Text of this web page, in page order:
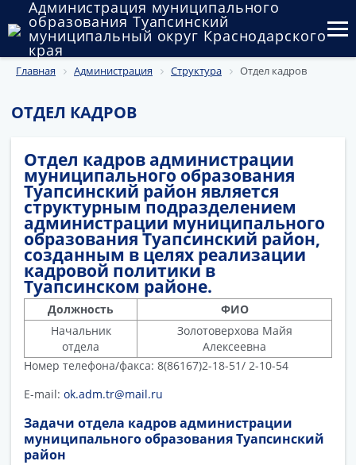
Администрация муниципального
образования Туапсинский
муниципальный округ Краснодарского
края
Округ
Администрация
Государственный и муниципальный контроль
Муниципальное имущество
Публичные слушания и общественные обсуждения
Документы
Главная Администрация Структура Отдел кадров
ОТДЕЛ КАДРОВ
Отдел кадров администрации
муниципального образования
Туапсинский район является
структурным подразделением
администрации муниципального
образования Туапсинский район,
созданным в целях реализации
кадровой политики в
Туапсинском районе.
Должность
ФИО
Начальник
отдела
Золотоверхова Майя
Алексеевна
Номер телефона/факса: 8(86167)2-18-51/ 2-10-54
E-mail: ok.adm.tr@mail.ru
Задачи отдела кадров администрации
муниципального образования Туапсинский
район